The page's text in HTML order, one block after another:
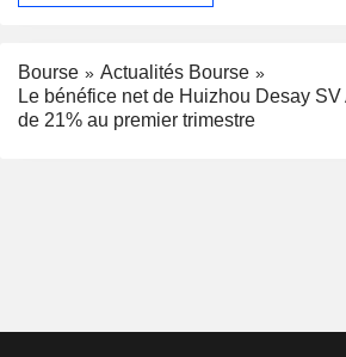
Bourse
Actualités Bourse
Le bénéfice net de Huizhou Desay
de 21% au premier trimestre